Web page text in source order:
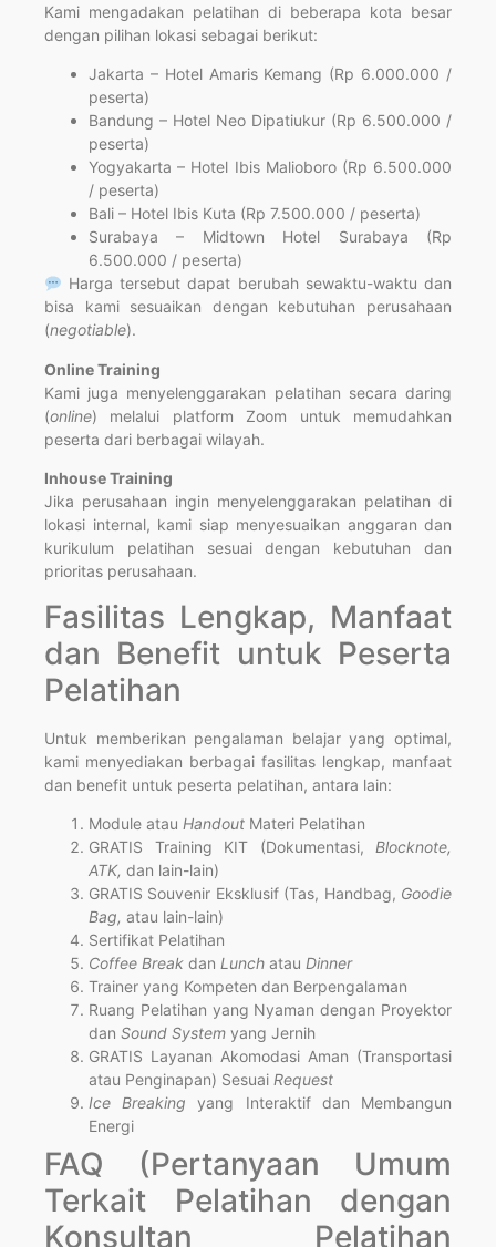
Kami mengadakan pelatihan di beberapa kota besar
dengan pilihan lokasi sebagai berikut:
Jakarta – Hotel Amaris Kemang (Rp 6.000.000 /
peserta)
Bandung – Hotel Neo Dipatiukur (Rp 6.500.000 /
peserta)
Yogyakarta – Hotel Ibis Malioboro (Rp 6.500.000
/ peserta)
Bali – Hotel Ibis Kuta (Rp 7.500.000 / peserta)
Surabaya – Midtown Hotel Surabaya (Rp
6.500.000 / peserta)
Harga tersebut dapat berubah sewaktu-waktu dan
bisa kami sesuaikan dengan kebutuhan perusahaan
(negotiable).
Online Training
Kami juga menyelenggarakan pelatihan secara daring
(online) melalui platform Zoom untuk memudahkan
peserta dari berbagai wilayah.
Inhouse Training
Jika perusahaan ingin menyelenggarakan pelatihan di
lokasi internal, kami siap menyesuaikan anggaran dan
kurikulum pelatihan sesuai dengan kebutuhan dan
prioritas perusahaan.
Fasilitas Lengkap, Manfaat
dan Benefit untuk Peserta
Pelatihan
Untuk memberikan pengalaman belajar yang optimal,
kami menyediakan berbagai fasilitas lengkap, manfaat
dan benefit untuk peserta pelatihan, antara lain:
Module atau Handout Materi Pelatihan
GRATIS Training KIT (Dokumentasi, Blocknote,
ATK, dan lain-lain)
GRATIS Souvenir Eksklusif (Tas, Handbag, Goodie
Bag, atau lain-lain)
Sertifikat Pelatihan
Coffee Break dan Lunch atau Dinner
Trainer yang Kompeten dan Berpengalaman
Ruang Pelatihan yang Nyaman dengan Proyektor
dan Sound System yang Jernih
GRATIS Layanan Akomodasi Aman (Transportasi
atau Penginapan) Sesuai Request
Ice Breaking yang Interaktif dan Membangun
Energi
FAQ (Pertanyaan Umum
Terkait Pelatihan dengan
Konsultan Pelatihan